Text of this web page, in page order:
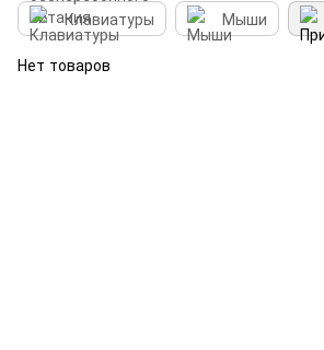
Клавиатуры
Мыши
Нет товаров